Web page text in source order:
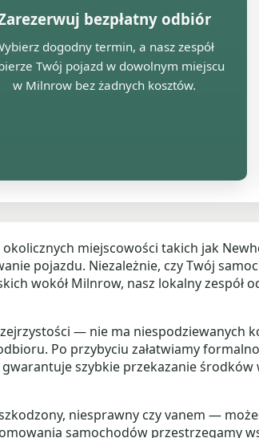
bezpłatny odbiór
dogodny termin, a nasz zespół
Twój pojazd w dowolnym miejscu
w Milnrow bez żadnych kosztów.
miejscowości takich jak
pojazdu. Niezależnie, czy Twój
wokół Milnrow, nasz lokalny
— nie ma niespodziewanych
Po przybyciu załatwiamy
szybkie przekazanie środków
niesprawny czy vanem —
samochodów przestrzegamy